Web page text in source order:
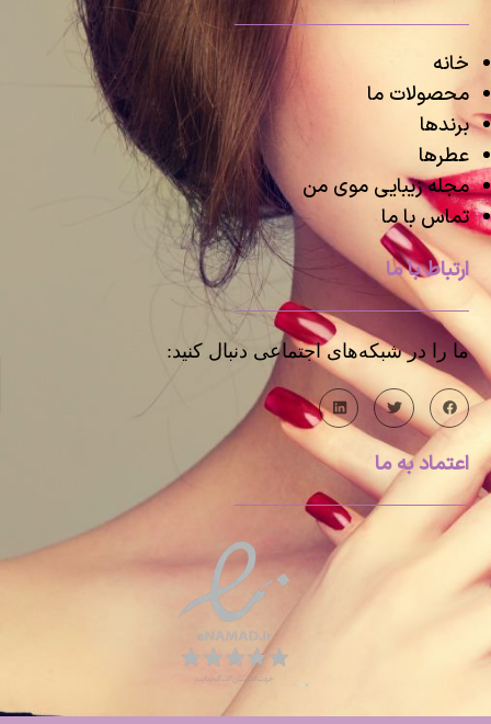
خانه
محصولات ما
برندها
عطرها
مجله زیبایی موی من
تماس با ما
ارتباط با ما
ما را در شبکه‌های اجتماعی دنبال کنید:
اعتماد به ما